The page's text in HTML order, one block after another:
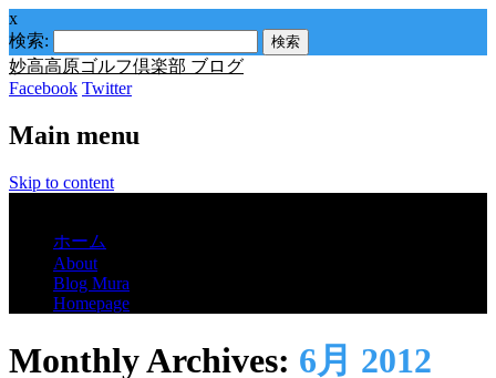
x
検索:
妙高高原ゴルフ倶楽部 ブログ
Facebook Twitter
Main menu
Skip to content
ホーム
About
Blog Mura
Homepage
Monthly Archives: 6月 2012